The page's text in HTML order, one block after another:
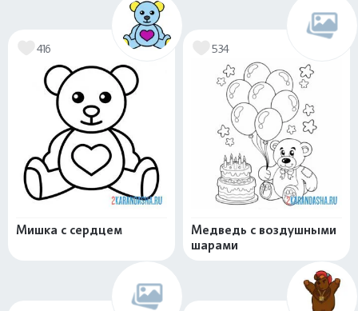
416
Мишка с сердцем
534
Медведь с воздушными
шарами